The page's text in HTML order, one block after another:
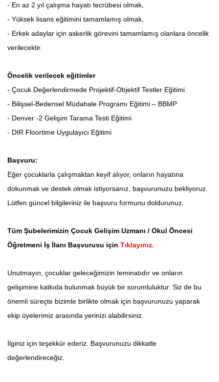
- En az 2 yıl çalışma hayatı tecrübesi olmak,
- Yüksek lisans eğitimini tamamlamış olmak,
- Erkek adaylar için askerlik görevini tamamlamış olanlara öncelik
verilecektir.
Öncelik verilecek eğitimler
- Çocuk Değerlendirmede Projektif-Objektif Testler Eğitimi
- Bilişsel-Bedensel Müdahale Programı Eğitimi – BBMP
- Denver -2 Gelişim Tarama Testi Eğitimi
- DIR Floortime Uygulayıcı Eğitimi
Başvuru:
Eğer çocuklarla çalışmaktan keyif alıyor, onların hayatına
dokunmak ve destek olmak istiyorsanız, başvurunuzu bekliyoruz.
Lütfen güncel bilgileriniz ile başvuru formunu doldurunuz.
Tüm Şubelerimizin Çocuk Gelişim Uzmanı / Okul Öncesi
Öğretmeni İş İlanı Başvurusu için Tıklayınız.
Unutmayın, çocuklar geleceğimizin teminatıdır ve onların
gelişimine katkıda bulunmak büyük bir sorumluluktur. Siz de bu
önemli süreçte bizimle birlikte olmak için başvurunuzu yaparak
ekip üyelerimiz arasında yerinizi alabilirsiniz.
İlginiz için teşekkür ederiz. Başvurunuzu dikkatle
değerlendireceğiz.